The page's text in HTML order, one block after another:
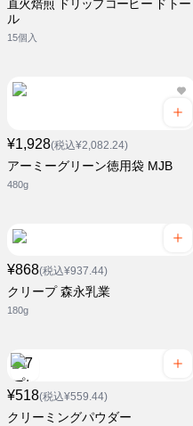
直火焙煎 ドリップコーヒー ドトー
ル
15個入
¥1,928(税込¥2,082.24)
アーミーグリーン徳用袋 MJB
480g
¥868(税込¥937.44)
クリープ 森永乳業
180g
¥518(税込¥559.44)
クリーミングパウダー